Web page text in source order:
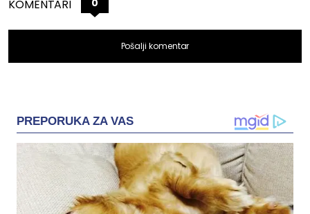
KOMENTARI 0
Pošalji komentar
PREPORUKA ZA VAS